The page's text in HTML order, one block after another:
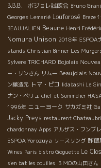
B.B.B. ボジョレ試飲会 Bruno
Georges Lemarié Louforosé Breze
BEAUJALIEN Beaune Henri
Nomura Unison 2018年 ESPOA
stands Christian Binner Les
Sylvere TRICHARD Bojolais
ー・リンさん リムー Beaujolais
ン醸造元 トマ・ピコ Iidabashi Le
ナン・ベリュ chef et Sommelier
1996年 ニューヨーク サカガミ社
Jacky Preys restaurent
chardonnay Apps アルザス・フンブ
ESPOA Yorozuya リースリング 酢飯
Wines Paris bistro Goguette Le
s'en bat les couilles ＢＭОの山田さん